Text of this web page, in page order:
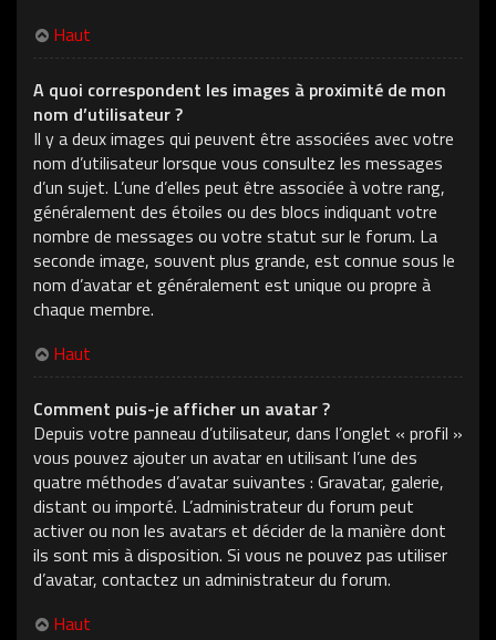
Haut
A quoi correspondent les images à proximité de mon
nom d’utilisateur ?
Il y a deux images qui peuvent être associées avec votre
nom d’utilisateur lorsque vous consultez les messages
d’un sujet. L’une d’elles peut être associée à votre rang,
généralement des étoiles ou des blocs indiquant votre
nombre de messages ou votre statut sur le forum. La
seconde image, souvent plus grande, est connue sous le
nom d’avatar et généralement est unique ou propre à
chaque membre.
Haut
Comment puis-je afficher un avatar ?
Depuis votre panneau d’utilisateur, dans l’onglet « profil »
vous pouvez ajouter un avatar en utilisant l’une des
quatre méthodes d’avatar suivantes : Gravatar, galerie,
distant ou importé. L’administrateur du forum peut
activer ou non les avatars et décider de la manière dont
ils sont mis à disposition. Si vous ne pouvez pas utiliser
d’avatar, contactez un administrateur du forum.
Haut